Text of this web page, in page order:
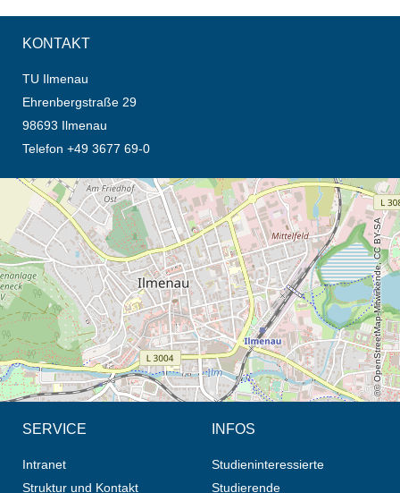
KONTAKT
TU Ilmenau
Ehrenbergstraße 29
98693 Ilmenau
Telefon +49 3677 69-0
Öffnet die Anfahrtsbeschreibung in neuem Tab (Karte)
© OpenStreetMap-Mitwirkende, CC BY-SA
SERVICE
Intranet
Struktur und Kontakt
INFOS
Studieninteressierte
Studierende